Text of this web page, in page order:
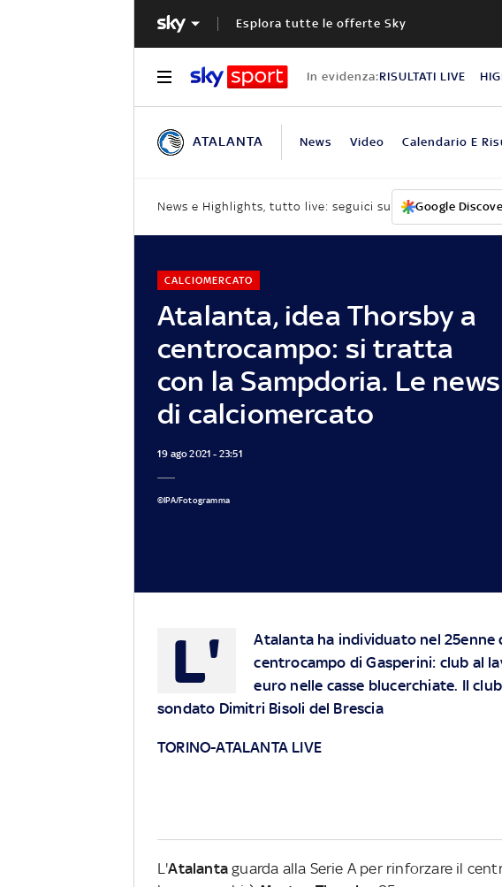
Esplora tutte le offerte Sky
In evidenza:RISULTATI LIVE
ATALANTA News Video Calendario E
News e Highlights, tutto live: seguici su Google
Atalanta, idea Thorsby a
centrocampo: si tratta
con la Sampdoria. Le news
di calciomercato
CALCIOMERCATO
19 ago 2021 - 23:51
©IPA/Fotogramma
L'
Atalanta ha individuato nel
centrocampo di Gasperini: club al
euro nelle casse blucerchiate. Il
sondato Dimitri Bisoli del Brescia
TORINO-ATALANTA LIVE
L'Atalanta guarda alla Serie A per rinforzare il